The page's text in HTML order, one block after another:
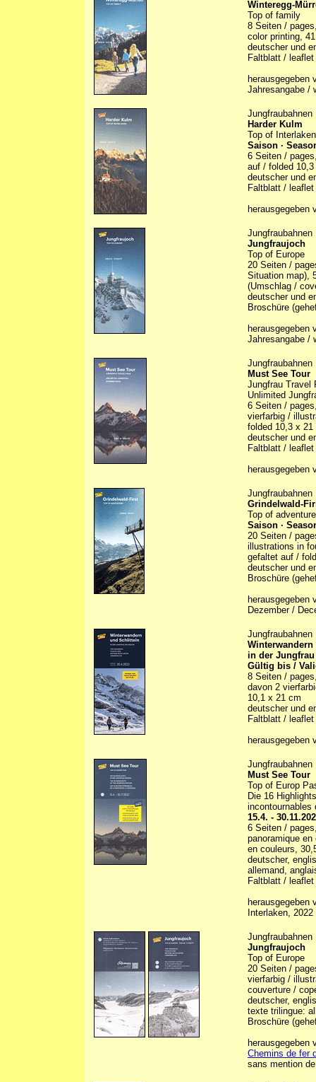
Winteregg-
Top of family
8 Seiten /
color printing,
deutscher und
Faltblatt / leaflet
Jahresangabe /
Jungfraubahnen
Harder Kulm
Top of Interlaken
Saison ·
6 Seiten /
auf / folded
deutscher und
Faltblatt / leaflet
Jungfraubahnen
Jungfraujoch
Top of Europe
20 Seiten /
Situation map),
(Umschlag /
deutscher und
Broschüre
Jahresangabe /
Jungfraubahnen
Must See Tour
Jungfrau Travel
Unlimited
6 Seiten /
vierfarbig /
folded 10,3 x 21
deutscher und
Faltblatt / leaflet
Jungfraubahnen
Grindelwald-
Top of adventure
Saison ·
20 Seiten /
illustrations in
gefaltet auf /
deutscher und
Broschüre
Dezember /
Jungfraubahnen
in der
Gültig bis /
8 Seiten /
davon 2
10,1 x 21 cm
deutscher und
Faltblatt / leaflet
herausgegeben
Jungfraubahnen
Must See Tour
Top of Europ
Die 16
incontournables
15.4. -
6 Seiten /
panoramique
en couleurs,
deutscher,
allemand,
Faltblatt /
Interlaken, 2022
Jungfraubahnen
Jungfraujoch
Top of Europe
20 Seiten /
vierfarbig /
couverture /
deutscher,
texte trilingue:
Broschüre
Chemins de fer
sans mention